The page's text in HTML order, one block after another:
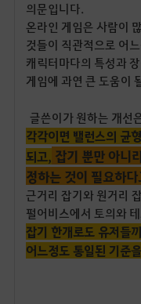
의문입니다.
온라인 게임은 사람이
것들이 직관적으로 어
캐릭터마다의 특성과
게임에 과연 큰 도움이
글쓴이가 원하는 개선
각각이면 밸런스의 균
되고, 잡기 뿐만 아니
정하는 것이 필요하
근거리 잡기와 원거리
펄어비스에서 토의와
잡기 한개로도 유저들
어느정도 통일된 기준